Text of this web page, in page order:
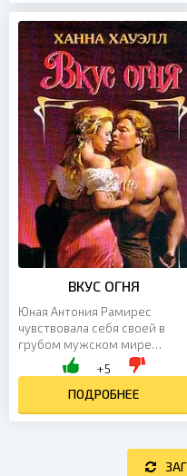
ВКУС ОГНЯ
Юная Антония Рамирес
чувствовала себя своей в
грубом мужском мире
техасских стрелков — и
готова была по-мужски
честно помочь богатому
хозяину ранчо...
+5
ПОДРОБНЕЕ